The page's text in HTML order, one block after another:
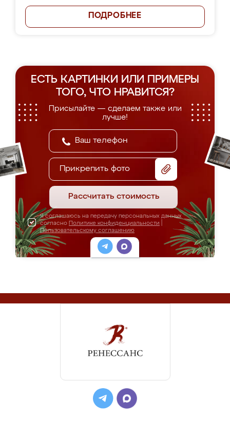
ПОДРОБНЕЕ
ЕСТЬ КАРТИНКИ ИЛИ ПРИМЕРЫ
ТОГО, ЧТО НРАВИТСЯ?
Присылайте — сделаем также или
лучше!
Прикрепить фото
Рассчитать стоимость
Я соглашаюсь на передачу персональных данных
согласно Политике конфиденциальности
Пользовательскому соглашению